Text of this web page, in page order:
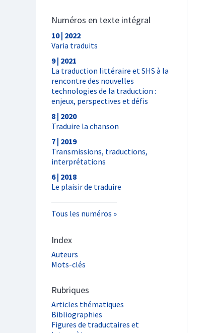
Numéros en texte intégral
10 | 2022
Varia traduits
9 | 2021
La traduction littéraire et SHS à la
rencontre des nouvelles
technologies de la traduction :
enjeux, perspectives et défis
8 | 2020
Traduire la chanson
7 | 2019
Transmissions, traductions,
interprétations
6 | 2018
Le plaisir de traduire
Tous les numéros
Index
Auteurs
Mots-clés
Rubriques
Articles thématiques
Bibliographies
Figures de traductaires et